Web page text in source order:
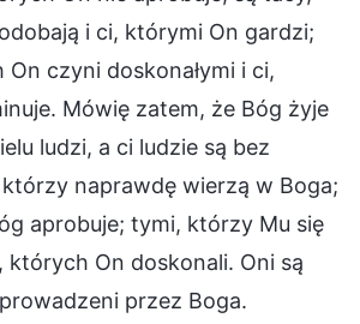
i ci, którymi On gardzi;
czyni doskonałymi i ci,
Mówię zatem, że Bóg żyje
ludzi, a ci ludzie są bez
naprawdę wierzą w Boga;
aprobuje; tymi, którzy Mu się
których On doskonali. Oni są
przez Boga.